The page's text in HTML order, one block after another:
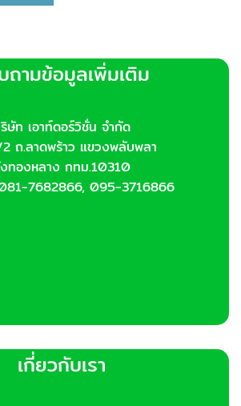
ถามข้อมูลเพิ่มเติม
ษัท เอาท์ดอร์วิชั่น จำกัด
ถ.ลาดพร้าว แขวงพลับพลา
ทองหลาง กทม.10310
7682866, 095-3716866
เกี่ยวกับเรา